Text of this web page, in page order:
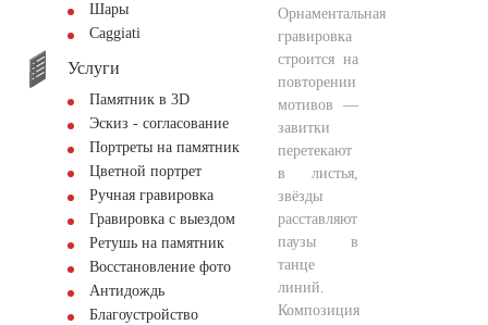
Шары
Сaggiati
Услуги
Памятник в 3D
Эскиз - согласование
Портреты на памятник
Цветной портрет
Ручная гравировка
Гравировка с выездом
Ретушь на памятник
Восстановление фото
Антидождь
Благоустройство
Орнаментальная
гравировка
строится на
повторении
мотивов —
завитки
перетекают
в листья,
звёзды
расставляют
паузы в
танце
линий.
Композиция